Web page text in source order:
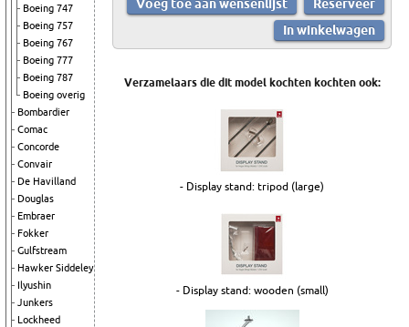
Boeing 747
Boeing 757
Boeing 767
Boeing 777
Boeing 787
Boeing overig
Bombardier
Comac
Concorde
Convair
De Havilland
Douglas
Embraer
Fokker
Gulfstream
Hawker Siddeley
Ilyushin
Junkers
Lockheed
Verzamelaars die dit model kochten kochten ook:
- Display stand: tripod (large)
- Display stand: wooden (small)